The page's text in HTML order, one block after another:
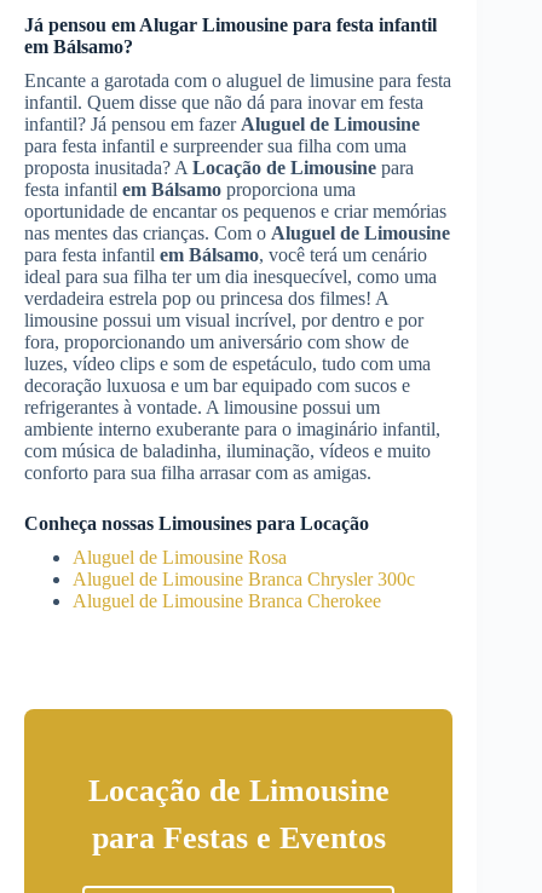
Já pensou em Alugar Limousine para festa infantil
em Bálsamo?
Encante a garotada com o aluguel de limusine para festa
infantil. Quem disse que não dá para inovar em festa
infantil? Já pensou em fazer Aluguel de Limousine
para festa infantil e surpreender sua filha com uma
proposta inusitada? A Locação de Limousine para
festa infantil em Bálsamo proporciona uma
oportunidade de encantar os pequenos e criar memórias
nas mentes das crianças. Com o Aluguel de Limousine
para festa infantil em Bálsamo, você terá um cenário
ideal para sua filha ter um dia inesquecível, como uma
verdadeira estrela pop ou princesa dos filmes! A
limousine possui um visual incrível, por dentro e por
fora, proporcionando um aniversário com show de
luzes, vídeo clips e som de espetáculo, tudo com uma
decoração luxuosa e um bar equipado com sucos e
refrigerantes à vontade. A limousine possui um
ambiente interno exuberante para o imaginário infantil,
com música de baladinha, iluminação, vídeos e muito
conforto para sua filha arrasar com as amigas.
Conheça nossas Limousines para Locação
Aluguel de Limousine Rosa
Aluguel de Limousine Branca Chrysler 300c
Aluguel de Limousine Branca Cherokee
Locação de Limousine
para Festas e Eventos